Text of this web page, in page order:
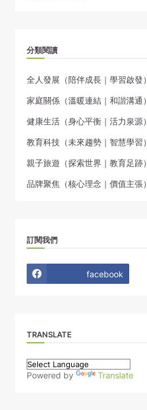
分類閱讀
全人發展（陪伴成長｜學習啟發）
家庭關係（溫暖連結｜和諧溝通）
健康生活（身心平衡｜活力泉源）
教育科技（未來趨勢｜智慧學習）
親子旅遊（探索世界｜教育足跡）
品牌聚焦（核心理念｜價值主張）
訂閱我們
facebook
TRANSLATE
Powered by Translate